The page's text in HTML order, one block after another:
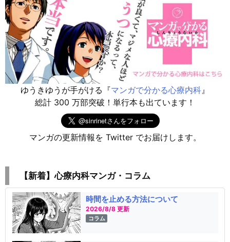
ゆうきゆうが手がける『マンガで分かる心療内科』
総計 300 万部突破！単行本も出ています！
マンガの更新情報を Twitter でお届けします。
【新着】心療内科マンガ・コラム
時間を止める方法について
2026/8/8 更新
コラム